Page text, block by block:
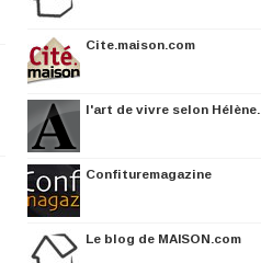
Cite.maison.com
l'art de vivre selon Hélène...
Confituremagazine
Le blog de MAISON.com